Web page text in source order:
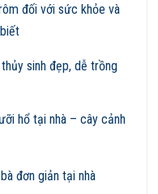
đối với sức khỏe và
sinh đẹp, dễ trồng
hổ tại nhà – cây cảnh
đơn giản tại nhà